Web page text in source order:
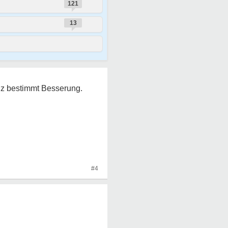
121
13
bestimmt Besserung.
#4